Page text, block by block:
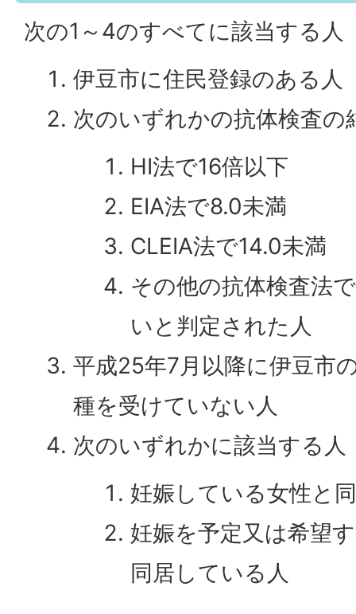
次の1～4のすべてに該当する人
伊豆市に住民登録のある人
次のいずれかの抗体検査の
HI法で16倍以下
EIA法で8.0未満
CLEIA法で14.0未満
その他の抗体検査法
いと判定された人
平成25年7月以降に伊豆市
種を受けていない人
次のいずれかに該当する人
妊娠している女性と
妊娠を予定又は希望
同居している人